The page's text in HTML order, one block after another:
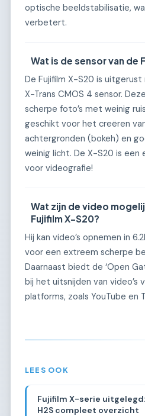
optische beeldstabilisatie,
verbetert.
Wat is de sensor van de
De Fujifilm X-S20 is uitgerust
X-Trans CMOS 4 sensor.
scherpe foto’s met weinig
geschikt voor het creëren
achtergronden (bokeh) en
weinig licht. De X-S20 is
voor videografie!
Wat zijn de video
Fujifilm X-S20?
Hij kan video’s opnemen in
voor een extreem scherpe
Daarnaast biedt de ‘Open
bij het uitsnijden van video’s
platforms, zoals YouTube en
LEES OOK
Fujifilm X-serie
H2S compleet overzicht